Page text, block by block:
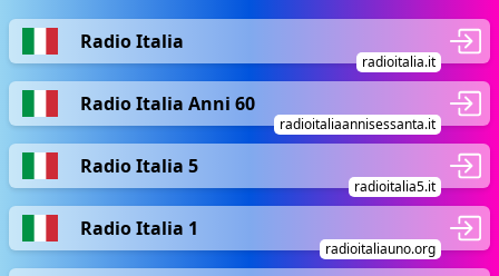
Radio Italia
radioitalia.it
Radio Italia Anni 60
radioitaliaannisessanta.it
Radio Italia 5
radioitalia5.it
Radio Italia 1
radioitaliauno.org